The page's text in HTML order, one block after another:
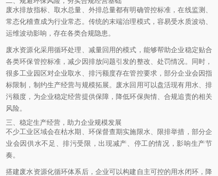
废水排放指标、取水总量、外排总量都有明确管控标准，在线监测、
常态化稽查成为行业常态。传统的末端治理模式，容易受水质波动、
运维波动影响，存在各类合规隐患。
废水资源化采用循环处理、减量回用的模式，能够帮助企业稳定贴合
各类环保管控标准，减少因排放问题引发的整改、处罚情况。同时，
很多工业园区对企业取水、排污额度存在管控要求，部分企业会因指
标限制，制约生产经营与规模拓展。废水回用可以盘活现有用水、排
污额度，为企业稳定经营提供保障，降低环保舆情、合规追责的相关
风险。
三、稳定生产经营，助力企业规模发展
不少工业区域会在枯水期、环保督查期实施限水、限排举措，部分企
业会因供水不足、排污受限，出现减产、停工的情况，影响生产节
奏。
搭建废水资源化循环体系后，企业可以构建自主可控的用水闭环，降